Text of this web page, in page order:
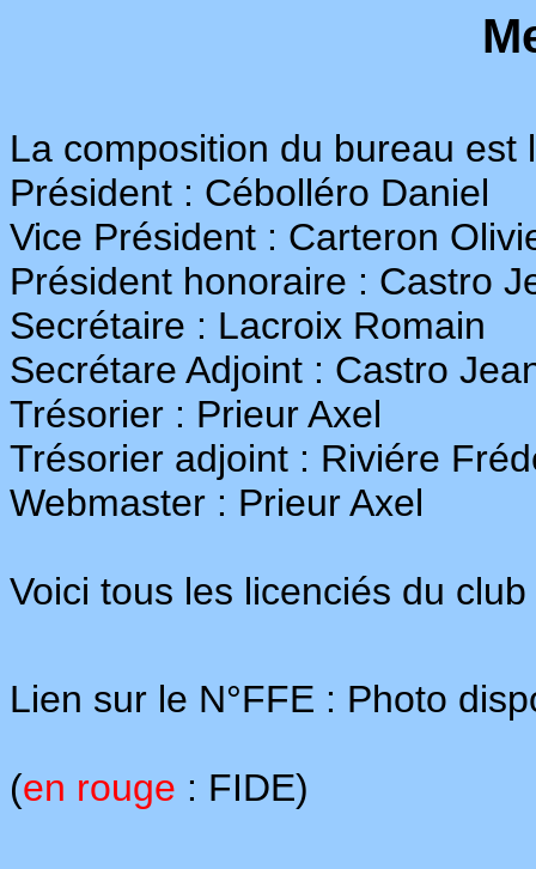
La composition du bureau est
Président : Cébolléro Daniel
Vice Président : Carteron
Président honoraire : Castro
Secrétaire : Lacroix Romain
Secrétare Adjoint : Castro
Trésorier : Prieur Axel
Trésorier adjoint : Riviére
Webmaster : Prieur Axel
Voici tous les licenciés du club
Lien sur le N°FFE : Photo
(en rouge : FIDE)